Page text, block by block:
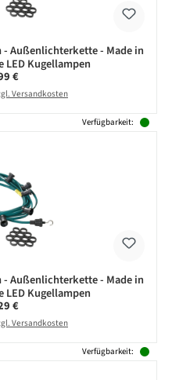
Außenlichterkette - Made in
LED Kugellampen
Preis:
€
Versandkosten
Verfügbarkeit:
Außenlichterkette - Made in
LED Kugellampen
Preis:
€
Versandkosten
Verfügbarkeit: